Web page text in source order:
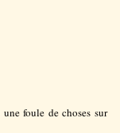
foule de choses sur